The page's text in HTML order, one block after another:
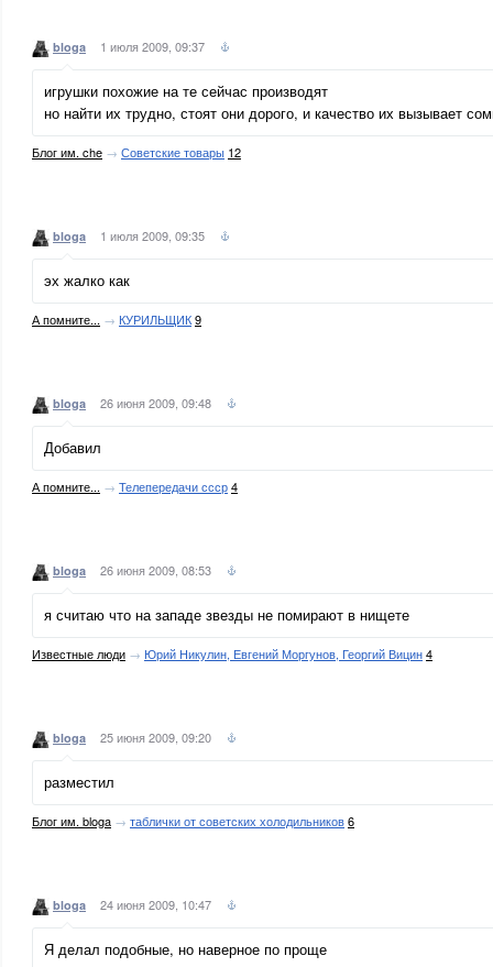
bloga 1 июля 2009, 09:37
игрушки похожие на те сейчас производят
но найти их трудно, стоят они дорого, и качество их вызывает
Блог им. che → Советские товары 12
bloga 1 июля 2009, 09:35
эх жалко как
А помните... → КУРИЛЬЩИК9
bloga 26 июня 2009, 09:48
Добавил
А помните... → Телепередачи ссср4
bloga 26 июня 2009, 08:53
я считаю что на западе звезды не помирают в нищете
Известные люди → Юрий Никулин, Евгений Моргунов, Георгий Вицин4
bloga 25 июня 2009, 09:20
разместил
Блог им. bloga → таблички от советских холодильников6
bloga 24 июня 2009, 10:47
Я делал подобные, но наверное по проще